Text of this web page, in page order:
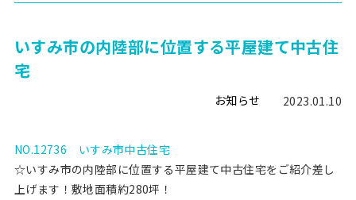
いすみ市の内陸部に位置する平屋建て中古住
宅
お知らせ 2023.01.10
NO.12736 いすみ市中古住宅
☆いすみ市の内陸部に位置する平屋建て中古住宅をご紹介差し
上げます！敷地面積約280坪！